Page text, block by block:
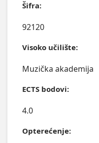
Šifra:
92120
Visoko učilište:
Muzička akademija
ECTS bodovi:
4.0
Opterećenje: